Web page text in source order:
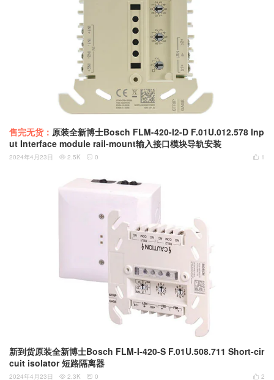
售完无货： 原装全新博士Bosch FLM-420-I2-D F.01U.012.578 Inp
ut Interface module rail-mount输入接口模块导轨安装
 1
2024年4月23日  2.5K  0
新到货原装全新博士Bosch FLM-I-420-S F.01U.508.711 Short-cir
cuit isolator 短路隔离器
 2
2024年4月23日  2.3K  0